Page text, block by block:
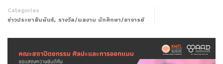
Categories
ข่าวประชาสัมพันธ์, รางวัล/ผลงาน นักศึกษา/อาจารย์